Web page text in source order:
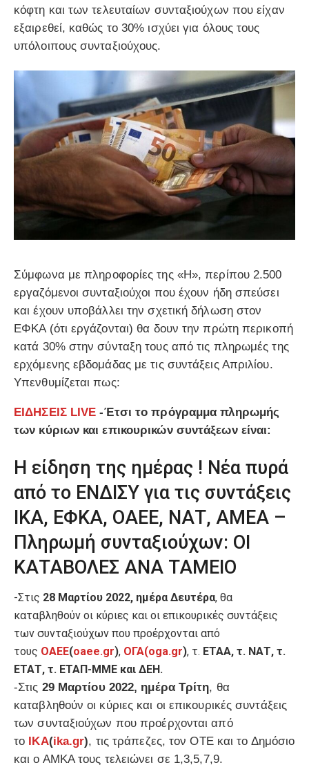
κόφτη και των τελευταίων συνταξιούχων που είχαν
εξαιρεθεί, καθώς το 30% ισχύει για όλους τους
υπόλοιπους συνταξιούχους.
Σύμφωνα με πληροφορίες της «Η», περίπου 2.500
εργαζόμενοι συνταξιούχοι που έχουν ήδη σπεύσει
και έχουν υποβάλλει την σχετική δήλωση στον
ΕΦΚΑ (ότι εργάζονται) θα δουν την πρώτη περικοπή
κατά 30% στην σύνταξη τους από τις πληρωμές της
ερχόμενης εβδομάδας με τις συντάξεις Απριλίου.
Υπενθυμίζεται πως:
ΕΙΔΗΣΕΙΣ LIVE -Έτσι το πρόγραμμα πληρωμής
των κύριων και επικουρικών συντάξεων είναι:
Η είδηση της ημέρας ! Νέα πυρά
από το ΕΝΔΙΣΥ για τις συντάξεις
ΙΚΑ, ΕΦΚΑ, ΟΑΕΕ, ΝΑΤ, ΑΜΕΑ –
Πληρωμή συνταξιούχων: ΟΙ
ΚΑΤΑΒΟΛΕΣ ΑΝΑ ΤΑΜΕΙΟ
-Στις 28 Μαρτίου 2022, ημέρα Δευτέρα, θα
καταβληθούν οι κύριες και οι επικουρικές συντάξεις
των συνταξιούχων που προέρχονται από
τους ΟΑΕΕ(oaee.gr), ΟΓΑ(oga.gr), τ. ΕΤΑΑ, τ. ΝΑΤ, τ.
ΕΤΑΤ, τ. ΕΤΑΠ-ΜΜΕ και ΔΕΗ.
-Στις 29 Μαρτίου 2022, ημέρα Τρίτη, θα
καταβληθούν οι κύριες και οι επικουρικές συντάξεις
των συνταξιούχων που προέρχονται από
το
ΙΚΑ(ika.gr), τις τράπεζες, τον ΟΤΕ και το Δημόσιο
και ο ΑΜΚΑ τους τελειώνει σε 1,3,5,7,9.